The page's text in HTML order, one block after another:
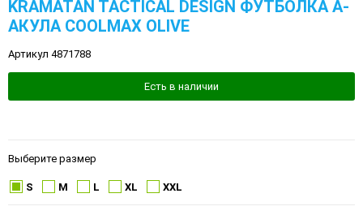
KRAMATAN TACTICAL DESIGN ФУТБОЛКА А-
АКУЛА COOLMAX OLIVE
Артикул 4871788
Есть в наличии
Выберите размер
S M L XL XXL